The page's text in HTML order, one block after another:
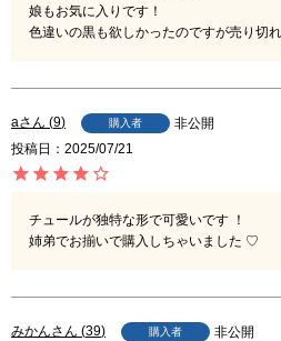
娘もお気に入りです！
色違いの黒も欲しかったのですが売り切
a 9 購入者
非公開
投稿日
2025/07/21
チュールが独特な形で可愛いです ！
姉弟でお揃いで購入しちゃいました ♡
みかん 39 購入者
非公開